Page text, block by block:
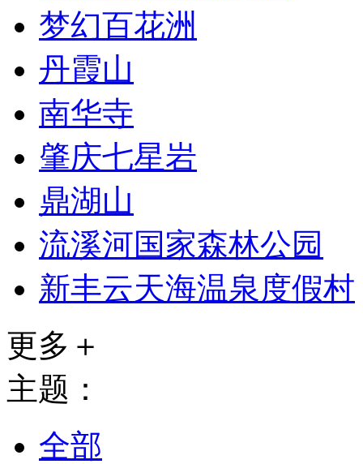
梦幻百花洲
丹霞山
南华寺
肇庆七星岩
鼎湖山
流溪河国家森林公园
新丰云天海温泉度假村
更多＋
主题：
全部